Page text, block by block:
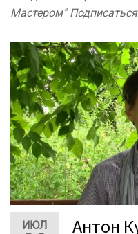
Мастером”
ИЮЛ
Антон